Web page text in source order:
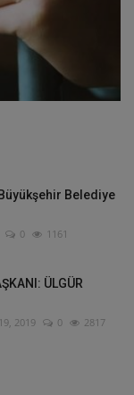
Belediye
0 1161
ÜLGÜR
2019 0 2817